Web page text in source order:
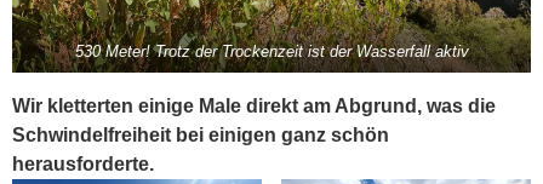
530 Meter! Trotz der Trockenzeit ist der Wasserfall aktiv
Wir kletterten einige Male direkt am Abgrund, was die
Schwindelfreiheit bei einigen ganz schön
herausforderte.